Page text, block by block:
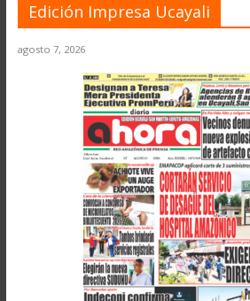
Edición Impresa Ucayali
agosto 7, 2026